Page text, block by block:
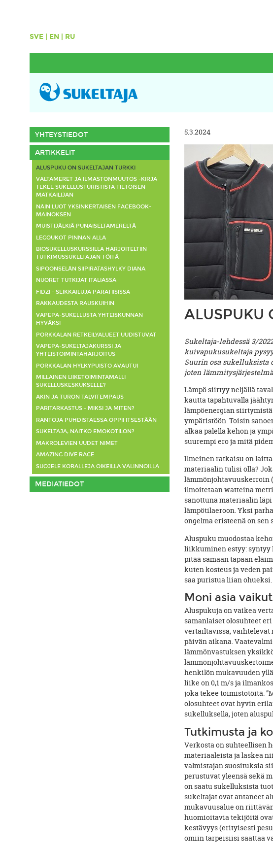
SVE | EN | RU
YHTEYSTIEDOT
ARTIKKELIT
ALUSPUKU ON SUKELTAJAN TURKKI
VALTAMERET JA ILMASTONMUUTOS -KIRJA
TEKEE SUKELLUSTURISTISTA TIETOISEN
MATKAILIJAN
NÄIN LUOT YKSINKERTAISEN FACEBOOK-
MAINOKSEN
MUISTIJÄLKIÄ PUNAISELTAMERELTÄ
LEGOUKOT PINNAN ALLA
BIOSUKELLUSKURSSILLA HARJOITELTIIN
TUTKIMUSSUKELTAJAN TÖITÄ
SIPOONSELÄN SIIPIRATASHYLKY DIANA
NUORET TUTKIJAT ITALIASSA
FIDZI - SEIKKAILUJA PARATIISISSA
RAKKAUDESTA RAUSKUIHIN
VAPEPA-SUKELLUSTA YHTEISKUNNAN
HYVÄKSI
PORKKALAN RETKEILYALUEET UUDISTUVAT
VAPEPA-SUKELTAJAKURSSI JA
YHTEISTOIMINTAHARJOITUS
PORKKALAN HYLKYPUISTO AVAUTUI
MILLAINEN LIIKETOIMINTAMALLI
SUKELLUSKESKUKSELLE?
AKIN JA TURON TALVITEMPAUS
PARITARKASTUS - MIKSI JA MITEN?
RANTOJA PUHDISTAESSA OPPII ITSESTÄÄN
SUKELTAJA, NÄITKÖ EMOKOTILON?
MAKROLEVIEN UUDET NIMET
AMAZING DIVE RACE
SUOJELE KORALLEJA OIKEILLA VALINNOILLA
MEDIATIEDOT
5.3.2024
ALUSPUKU
Sukeltaja-lehdessä 3/
kuivapukusukeltaja
Suurin osa
joten
Lämpö siirtyy neljällä
kautta tapahtuvalla
lämpöenergian
ympäristöön. Toisin
alkaa palella kehon ja
suurempi ero ja mitä
Ilmeinen ratkaisu on
materiaalin tulisi olla?
lämmönjohtavuuskerroin
ilmoitetaan watteina
sanottuna materiaalin
lämpötilaeroon. Yksi
ongelma eristeenä on
Aluspuku muodostaa
liikkuminen estyy: syntyy
pitää samaan tapaan
kuten kosteus ja veden
saa puristua liian ohueksi.
Moni asia
Aluspukuja on vaikea
samanlaiset olosuhteet
vertailtavissa, vaihtelevat
päivän aikana.
lämmönvastuksen
henkilön mukavuuden
liike on 0,1 m/s ja
joka tekee toimistotöitä.
olosuhteet ovat hyvin
sukelluksella, joten
Tutkimusta ja
Verkosta on suhteellisen
materiaaleista ja laskea
valmistajan suosituksia
perustuvat yleensä sekä
on saatu sukelluksista
sukeltajat ovat antaneet
mukavuusalue on
huomioitavia tekijöitä
kestävyys (erityisesti
omiin tarpeisiisi saattaa